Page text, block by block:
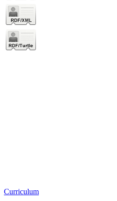
Curriculum